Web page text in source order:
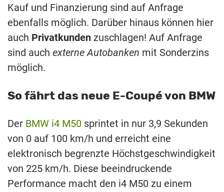
Kauf und Finanzierung sind auf Anfrage
ebenfalls möglich. Darüber hinaus können hier
auch Privatkunden zuschlagen! Auf Anfrage
sind auch externe Autobanken mit Sonderzins
möglich.
So fährt das neue E-Coupé von BMW
Der BMW i4 M50 sprintet in nur 3,9 Sekunden
von 0 auf 100 km/h und erreicht eine
elektronisch begrenzte Höchstgeschwindigkeit
von 225 km/h. Diese beeindruckende
Performance macht den i4 M50 zu einem